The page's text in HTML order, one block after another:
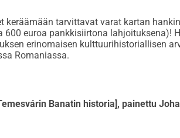
keräämään tarvittavat varat kartan
600 euroa pankkisiirtona lahjoituksena)!
erinomaisen kulttuurihistoriallisen
Romaniassa.
Banatin historia], painettu